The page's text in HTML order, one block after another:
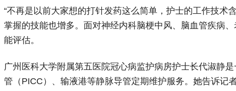
“不再是以前大家想的打针发药这么简单，护士的工作技术
掌握的技能也增多。面对神经内科脑梗中风、脑血管疾病
能评估。
广州医科大学附属第五医院冠心病监护病房护士长代淑静
管（PICC）、输液港等静脉导管定期维护服务。她告诉记